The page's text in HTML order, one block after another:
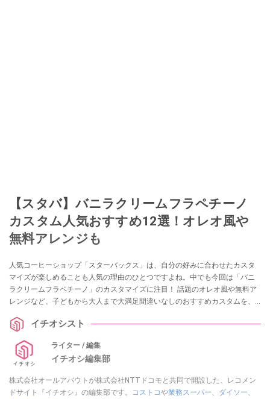
【スタバ】バニラクリームフラペチーノ
カスタム人気おすすめ12選！オレオ風や
無料アレンジも
人気コーヒーショップ「スターバックス」は、自分の好みに合わせたカスタ
マイズが楽しめることも人気の理由のひとつですよね。中でも今回は「バニ
ラクリームフラペチーノ」のカスタマイズに注目！ 話題のオレオ風や無料ア
レンジなど、子どもから大人まで大満足間違いなしのおすすめカスタムを、
てくださいね。
イチオシスト
ライター / 編集
イチオシ編集部
株式会社オールアバウトが株式会社NTTドコモと共同で開設した、レコメン
ドサイト『イチオシ』の編集部です。
コストコや業務スーパー ダイソー